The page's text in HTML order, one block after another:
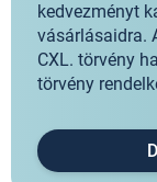
kedvezményt
vásárlásaidra.
CXL. törvény
törvény